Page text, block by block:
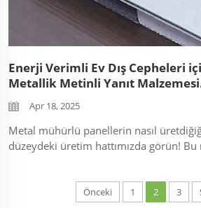
Enerji Verimli Ev Dış Cepheleri
Metallik Metinli Yanıt
Apr 18, 2025
Metal mühürlü panellerin nasıl
düzeydeki üretim hattımızda görün!
çıkarır. Özel mimari ihtiyaçları olan
Önceki 1 2 3